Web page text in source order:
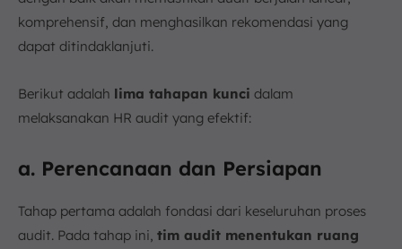
komprehensif, dan menghasilkan rekomendasi yang
dapat ditindaklanjuti.
Berikut adalah lima tahapan kunci dalam
melaksanakan HR audit yang efektif:
a. Perencanaan dan Persiapan
Tahap pertama adalah fondasi dari keseluruhan proses
audit. Pada tahap ini, tim audit menentukan ruang